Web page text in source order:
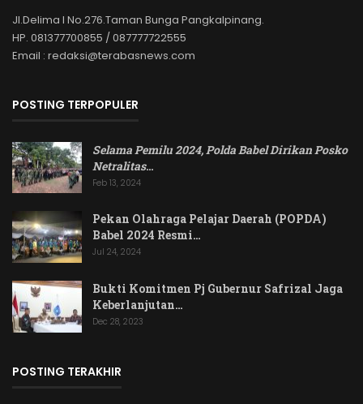
Jl.Delima I No.276.Taman Bunga Pangkalpinang.
HP. 081377700855 / 087777722555
Email : redaksi@terabasnews.com
POSTING TERPOPULER
Selama Pemilu 2024, Polda Babel Dirikan Posko
Netralitas…
Feb 13, 2024
Pekan Olahraga Pelajar Daerah (POPDA)
Babel 2024 Resmi…
Jul 24, 2024
Bukti Komitmen Pj Gubernur Safrizal Jaga
Keberlanjutan…
Dec 28, 2023
POSTING TERAKHIR